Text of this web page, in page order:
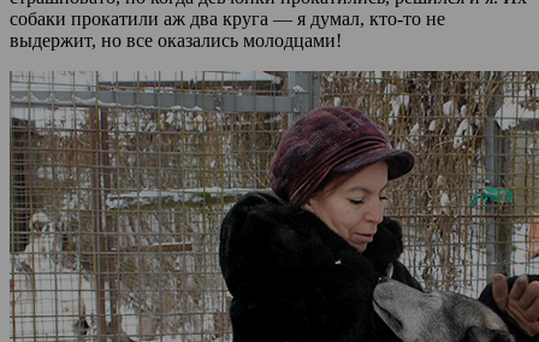
собаки прокатили аж два круга — я думал, кто-то не
выдержит, но все оказались молодцами!